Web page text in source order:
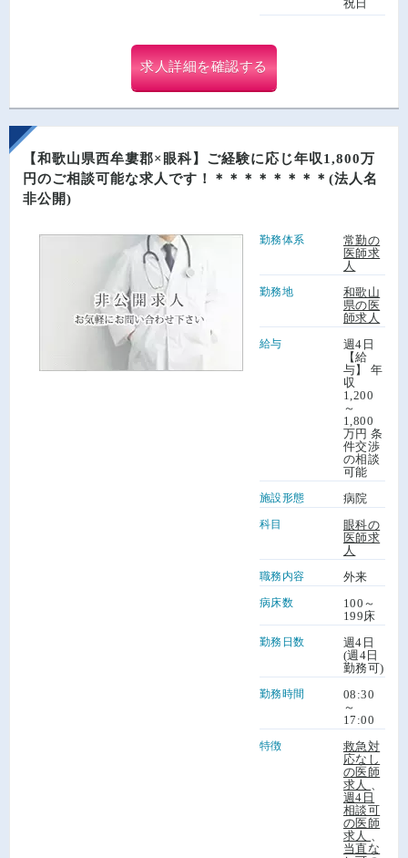
祝日
求人詳細を確認する
【和歌山県西牟婁郡×眼科】ご経験に応じ年収1,800万
円のご相談可能な求人です！＊＊＊＊＊＊＊＊(法人名
非公開)
勤務体系
常勤の
医師求
人
勤務地
和歌山
県の医
師求人
給与
週4日
【給
与】 年
収
1,200
～
1,800
万円 条
件交渉
の相談
可能
施設形態 病院
科目
眼科の
医師求
人
職務内容 外来
病床数
100～
199床
勤務日数
週4日
(週4日
勤務可)
勤務時間
08:30
～
17:00
特徴
救急対
応なし
の医師
求人
週4日
相談可
の医師
求人
当直な